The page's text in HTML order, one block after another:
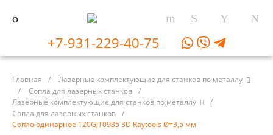
+7-931-229-40-75
Главная /
Лазерные комплектующие для станков по металлу
/
Сопла для лазерных станков /
Лазерные комплектующие для станков по металлу
/
Сопла для лазерных станков /
Сопло одинарное 120GJT0935 3D Raytools Ø=3,5 мм